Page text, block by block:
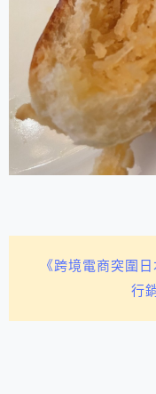
《跨境電商突圍
行